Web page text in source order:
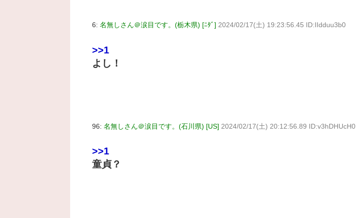
6: 名無しさん＠涙目です。(栃木県) [ﾆﾀﾞ] 2024/02/17(土) 19:23:56.45 ID:IIdduu3b0
>>1
よし！
96: 名無しさん＠涙目です。(石川県) [US] 2024/02/17(土) 20:12:56.89 ID:v3hDHUcH0
>>1
童貞？